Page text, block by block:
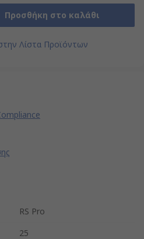
Προσθήκη στο καλάθι
Λίστα Προϊόντων
RS Pro
25